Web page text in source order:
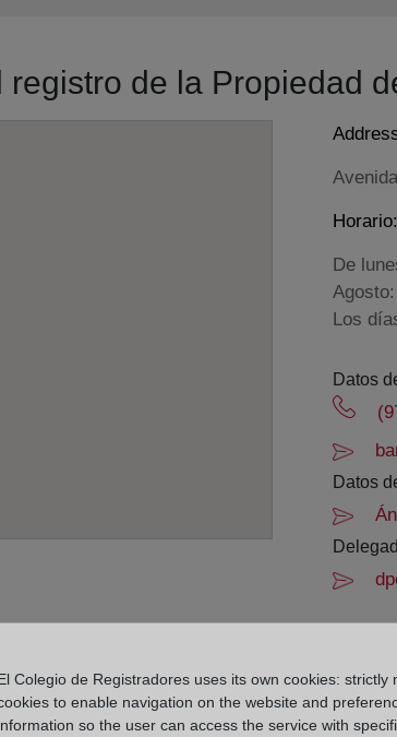
de la Propiedad
Horario:
De
Los
Datos
Datos
en el distrito hipotecario
Colegio de Registradores uses its own cookies: strictly
to enable navigation on the website and
so the user can access the service with